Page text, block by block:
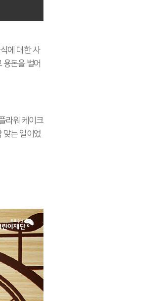
에 대한 사
용돈을 벌어
라워 케이크
맞는 일이었